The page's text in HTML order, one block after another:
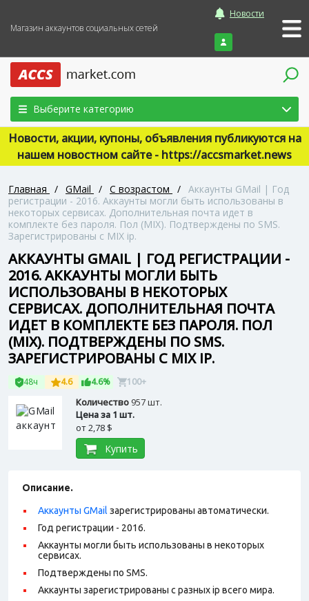
Магазин аккаунтов социальных сетей
Новости
Войти
Выберите категорию
Новости, акции, купоны, объявления публикуются на
нашем новостном сайте - https://accsmarket.news
Главная / GMail / С возрастом / Аккаунты GMail | Год
регистрации - 2016. Аккаунты могли быть использованы в
некоторых сервисах. Дополнительная почта идет в
комплекте без пароля. Пол (MIX). Подтверждены по SMS.
Зарегистрированы с MIX ip.
АККАУНТЫ GMAIL | ГОД РЕГИСТРАЦИИ -
2016. АККАУНТЫ МОГЛИ БЫТЬ
ИСПОЛЬЗОВАНЫ В НЕКОТОРЫХ
СЕРВИСАХ. ДОПОЛНИТЕЛЬНАЯ ПОЧТА
ИДЕТ В КОМПЛЕКТЕ БЕЗ ПАРОЛЯ. ПОЛ
(MIX). ПОДТВЕРЖДЕНЫ ПО SMS.
ЗАРЕГИСТРИРОВАНЫ С MIX IP.
48ч 4.6 4.6% 100+
Количество 957 шт.
Цена за 1 шт.
от2,78 $
Купить
Описание.
Аккаунты GMail зарегистрированы автоматически.
Год регистрации - 2016.
Аккаунты могли быть использованы в некоторых
сервисах.
Подтверждены по SMS.
Аккаунты зарегистрированы с разных ip всего мира.